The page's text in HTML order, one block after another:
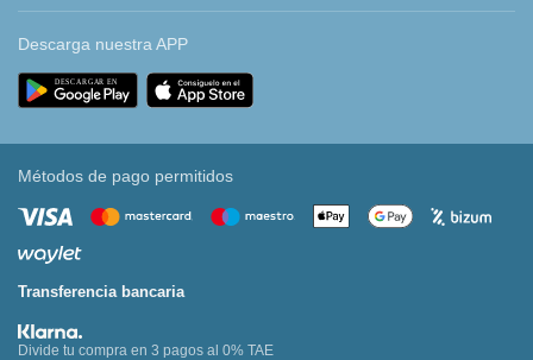
Descarga nuestra APP
Métodos de pago permitidos
Transferencia bancaria
Divide tu compra en 3 pagos al 0% TAE